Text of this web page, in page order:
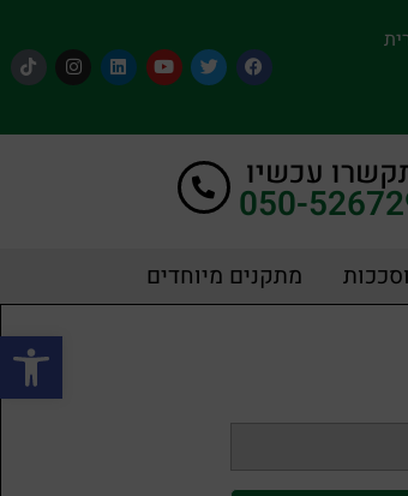
פתח
עכשיו
050-
מתקנים מיוחדים